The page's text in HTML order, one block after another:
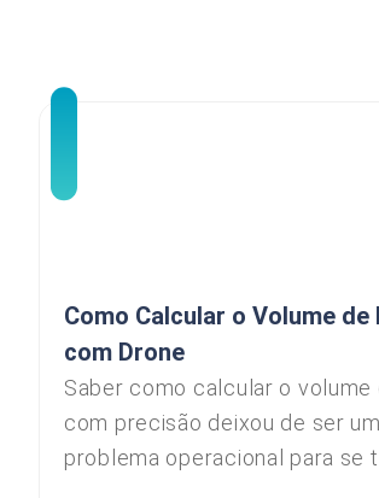
Como Calcular o Volume de
com Drone
Saber como calcular o volume
com precisão deixou de ser um
problema operacional para se